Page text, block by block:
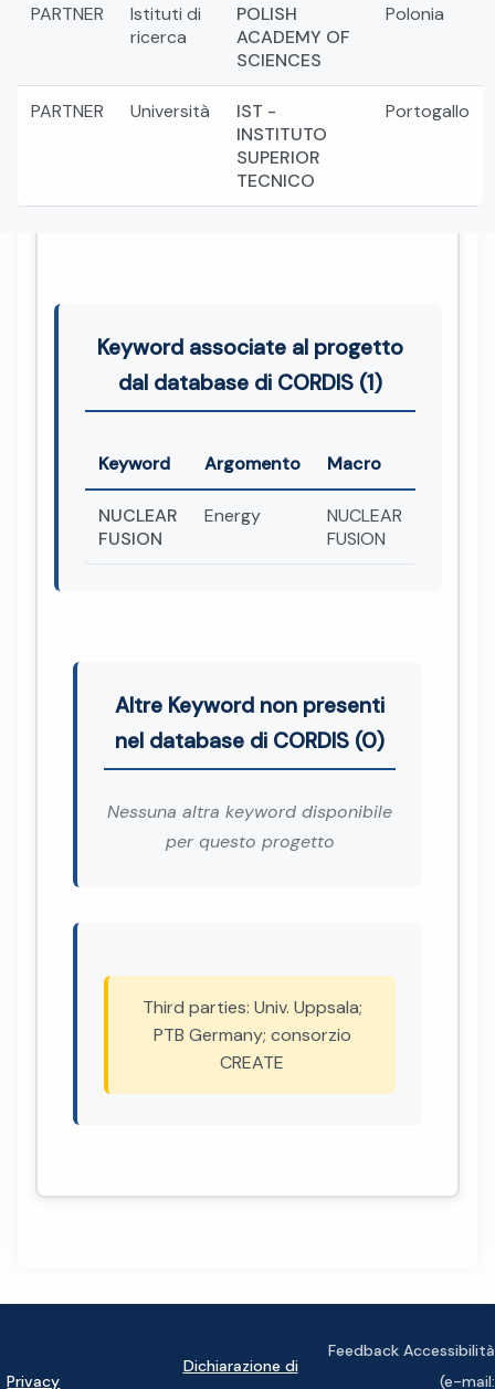
PARTNER
Istituti di
ricerca
POLISH
ACADEMY OF
SCIENCES
Polonia
PARTNER Università
IST -
INSTITUTO
SUPERIOR
TECNICO
Portogallo
Keyword associate al progetto
dal database di CORDIS (1)
Keyword Argomento Macro
NUCLEAR
FUSION
Energy
NUCLEAR
FUSION
Altre Keyword non presenti
nel database di CORDIS (0)
Nessuna altra keyword disponibile
per questo progetto
Third parties: Univ. Uppsala;
PTB Germany; consorzio
CREATE
Privacy
Dichiarazione di
Feedback Accessibilità
(e-mail: